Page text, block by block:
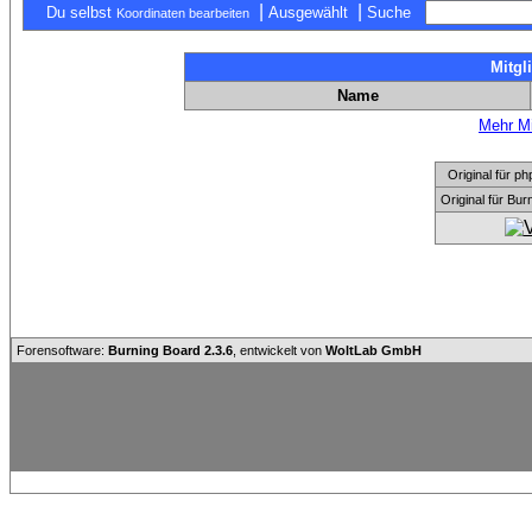
Du selbst Koordinaten bearbeiten Ausgewählt Suche
Name
Mehr
Original für
Original für
Forensoftware: Burning Board 2.3.6 , entwickelt von WoltLab GmbH